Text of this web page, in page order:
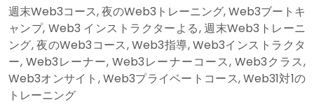
週末Web3コース, 夜のWeb3トレーニング, Web3ブートキ
ャンプ, Web3 インストラクターよる, 週末Web3トレーニ
ング, 夜のWeb3コース, Web3指導, Web3インストラクタ
ー, Web3レーナー, Web3レーナーコース, Web3クラス,
Web3オンサイト, Web3プライベートコース, Web31対1の
トレーニング